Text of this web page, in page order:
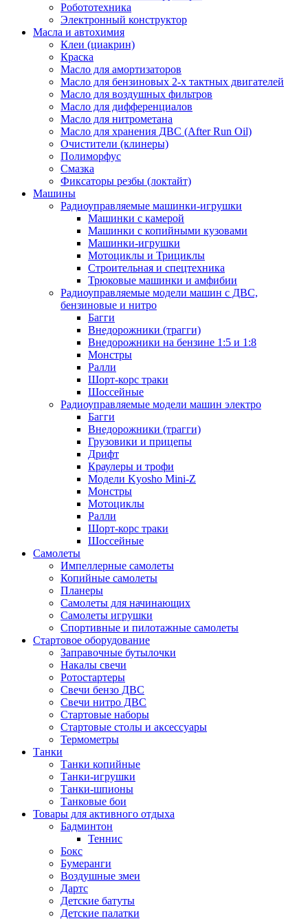
Робототехника
Электронный конструктор
Масла и автохимия
Клеи (циакрин)
Краска
Масло для амортизаторов
Масло для бензиновых 2-х тактных двигателей
Масло для воздушных фильтров
Масло для дифференциалов
Масло для нитрометана
Масло для хранения ДВС (After Run Oil)
Очистители (клинеры)
Полиморфус
Смазка
Фиксаторы резбы (локтайт)
Машины
Радиоуправляемые машинки-игрушки
Машинки с камерой
Машинки с копийными кузовами
Машинки-игрушки
Мотоциклы и Трициклы
Строительная и спецтехника
Трюковые машинки и амфибии
Радиоуправляемые модели машин с ДВС,
бензиновые и нитро
Багги
Внедорожники (трагги)
Внедорожники на бензине 1:5 и 1:8
Монстры
Ралли
Шорт-корс траки
Шоссейные
Радиоуправляемые модели машин электро
Багги
Внедорожники (трагги)
Грузовики и прицепы
Дрифт
Краулеры и трофи
Модели Kyosho Mini-Z
Монстры
Мотоциклы
Ралли
Шорт-корс траки
Шоссейные
Самолеты
Импеллерные самолеты
Копийные самолеты
Планеры
Самолеты для начинающих
Самолеты игрушки
Спортивные и пилотажные самолеты
Стартовое оборудование
Заправочные бутылочки
Накалы свечи
Ротостартеры
Свечи бензо ДВС
Свечи нитро ДВС
Стартовые наборы
Стартовые столы и аксессуары
Термометры
Танки
Танки копийные
Танки-игрушки
Танки-шпионы
Танковые бои
Товары для активного отдыха
Бадминтон
Теннис
Бокс
Бумеранги
Воздушные змеи
Дартс
Детские батуты
Детские палатки